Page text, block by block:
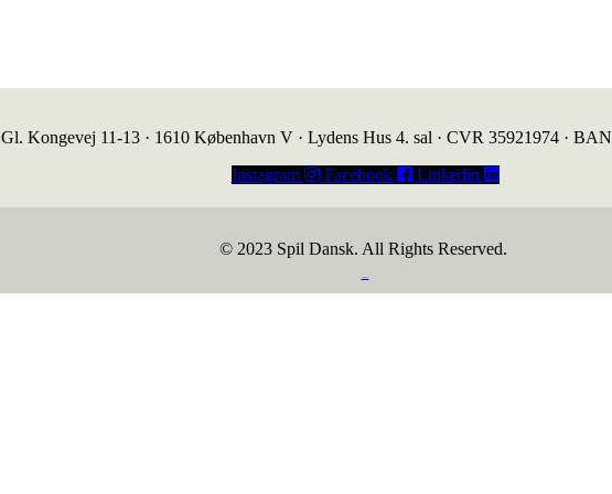
Gl. Kongevej 11-13 · 1610 København V · Lydens Hus 4. sal · CVR 35921974 ·
Instagram
Facebook Linkedin
© 2023 Spil Dansk. All Rights Reserved.